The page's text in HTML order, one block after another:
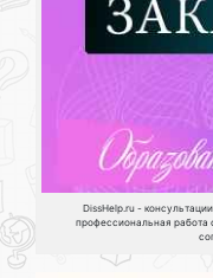
DissHelp.ru -
профессиональная работа